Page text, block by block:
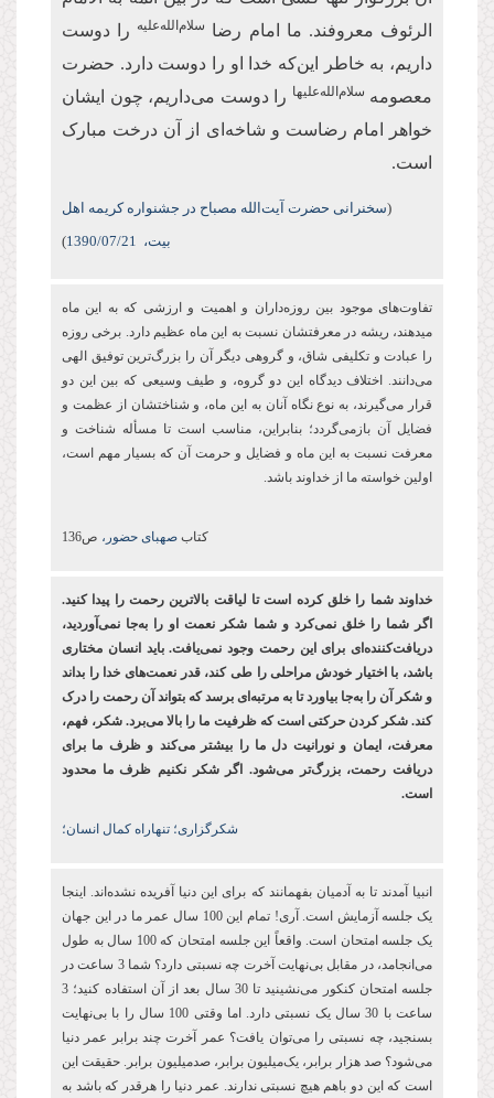
الرئوف معروفند. ما امام رضا سلام‌الله‌علیه را دوست
داریم، به خاطر این‌که خدا او را دوست دارد. حضرت
معصومه سلام‌الله‌علیها را دوست می‌داریم، چون ایشان
خواهر امام رضاست و شاخه‌ای از آن درخت مبارک
است.
(سخنرانی حضرت آیت‌الله مصباح در جشنواره کریمه اهل
بیت،
1390/07/21
)
تفاوت‌های موجود بین روزه‌‏داران و اهمیت و ارزشی كه به این ماه
می‏دهند، ریشه در معرفتشان نسبت به این ماه عظیم دارد. برخی روزه
را عبادت و تكلیفی شاق، و گروهی دیگر آن را بزرگ‌ترین توفیق الهی
می‌دانند. اختلاف دیدگاه این دو گروه، و طیف وسیعی که بین این دو
قرار می‌گیرند، به نوع نگاه آنان به این ماه، و شناختشان از عظمت و
فضایل آن بازمی‌گردد؛ بنابراین، مناسب است تا مسأله شناخت و
معرفت نسبت به این ماه و فضایل و حرمت آن که بسیار مهم است،
اولین خواسته ما از خداوند باشد.
کتاب صهبای حضور، ص136
خداوند شما را خلق کرده ‌است تا لیاقت بالاترین رحمت را پیدا کنید.
اگر شما را خلق نمی‌کرد و شما شکر نعمت او را به‌جا نمی‌آوردید،
دریافت‌کننده‌ای برای این رحمت وجود نمی‌یافت. باید انسان مختاری
باشد، با اختیار خودش مراحلی را طی کند، قدر نعمت‌های خدا را بداند
و شکر آن را به‌جا بیاورد تا به مرتبه‌ای برسد که بتواند آن رحمت را درک
کند. شکر کردن حرکتی است که ظرفیت ما را بالا می‌برد. شکر، فهم،
معرفت، ایمان و نورانیت دل ما را بیشتر می‌کند و ظرف ما برای
دریافت رحمت، بزرگ‌تر می‌شود. اگر شکر نکنیم ظرف ما محدود
است.
شکرگزاری؛ تنهاراه کمال انسان؛
انبیا آمدند تا به آدمیان بفهمانند که برای این دنیا آفریده نشده‌اند. اینجا
یک جلسه آزمایش است. آری! تمام این 100 سال عمر ما در این جهان
یک جلسه امتحان است. واقعاً این جلسه امتحان که 100 سال به طول
می‌انجامد، در مقابل بی‌نهایت آخرت چه نسبتی دارد؟ شما 3 ساعت در
جلسه امتحان کنکور می‌نشینید تا 30 سال بعد از آن استفاده کنید؛ 3
ساعت با 30 سال یک نسبتی دارد. اما وقتی 100 سال را با بی‌نهایت
بسنجید، چه نسبتی را می‌توان یافت؟ عمر آخرت چند برابر عمر دنیا
می‌شود؟ صد هزار برابر، یک‌میلیون برابر، صدمیلیون برابر. حقیقت این
است که این دو باهم هیچ نسبتی ندارند. عمر دنیا را هرقدر که باشد به